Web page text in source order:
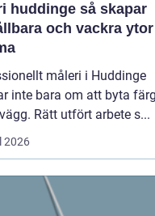
så skapar
och vackra ytor
måleri i Huddinge
inte bara om att byta färg
Rätt utfört arbete s...
2026